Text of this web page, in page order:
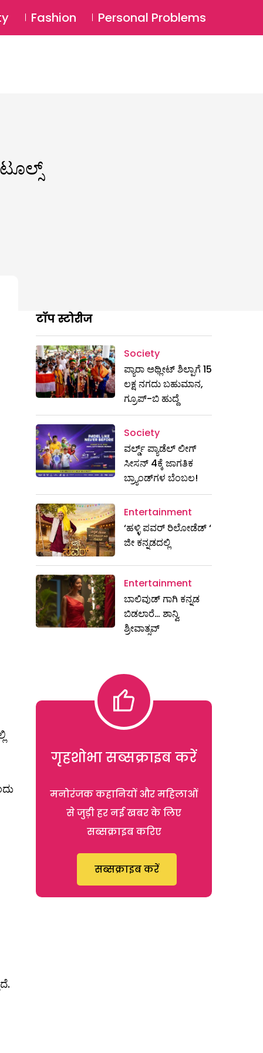
Login ⚲
Fashion Personal Problems
टॉप स्टोरीज
Society
ಪ್ಯಾರಾ ಅಥ್ಲೀಟ್ ಶಿಲ್ಪಾಗೆ 15
ಲಕ್ಷ ನಗದು ಬಹುಮಾನ,
ಗ್ರೂಪ್-ಬಿ ಹುದ್ದೆ
Society
ವರ್ಲ್ಡ್ ಪ್ಯಾಡೆಲ್ ಲೀಗ್
ಸೀಸನ್ 4ಕ್ಕೆ ಜಾಗತಿಕ
ಬ್ರ್ಯಾಂಡ್‌ಗಳ ಬೆಂಬಲ!
Entertainment
‘ಹಳ್ಳಿ ಪವರ್ ರಿಲೋಡೆಡ್ ‘
ಜೀ ಕನ್ನಡದಲ್ಲಿ
Entertainment
ಬಾಲಿವುಡ್ ಗಾಗಿ ಕನ್ನಡ
ಬಿಡಲಾರೆ… ಶಾನ್ವಿ
ಶ್ರೀವಾತ್ಸವ್
गृहशोभा सब्सक्राइब करें
मनोरंजक कहानियों और महिलाओं
से जुड़ी हर नई खबर के लिए
सब्सक्राइब करिए
सब्सक्राइब करें